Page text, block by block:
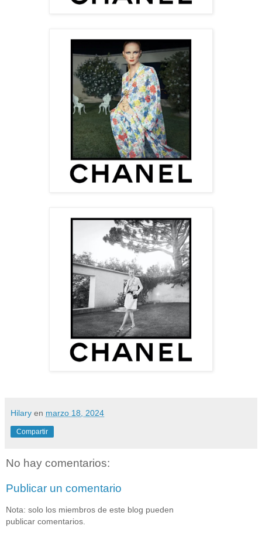
Hilary en marzo 18, 2024
Compartir
No hay comentarios:
Publicar un comentario
Nota: solo los miembros de este blog pueden
publicar comentarios.